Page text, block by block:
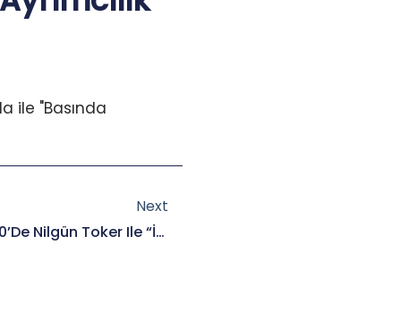
ile "Basında
Next
Başka Bir Siyaset Okulu 2020’de Nilgün Toker Ile “İnsan Hakları” Dersindeyiz.